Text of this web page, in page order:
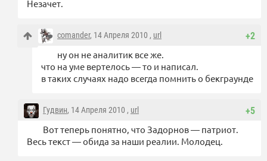
Незачет.
+2
comander, 14 Апреля 2010 , url
ну он не аналитик все же.
что на уме вертелось — то и написал.
в таких случаях надо всегда помнить о бекграунде
+5
Гудвин, 14 Апреля 2010 , url
Вот теперь понятно, что Задорнов — патриот.
Весь текст — обида за наши реалии. Молодец.